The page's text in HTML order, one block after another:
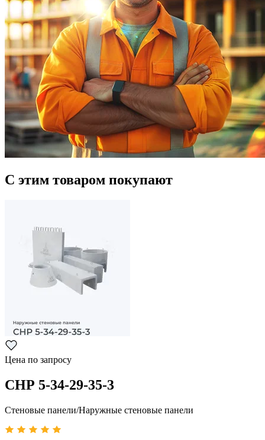
С этим товаром покупают
Цена по запросу
СНР 5-34-29-35-3
Стеновые панели/Наружные стеновые панели